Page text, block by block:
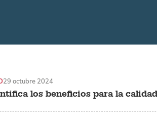
los beneficios para la
29 octubre 2024